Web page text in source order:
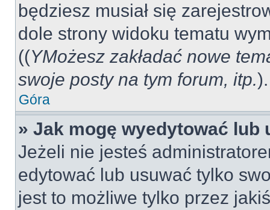
będziesz musiał się
dole strony widoku tematu
((YMożesz zakładać nowe
swoje posty na tym forum, itp.).
Góra
» Jak mogę wyedytować lub
Jeżeli nie jesteś
edytować lub usuwać tylko
jest to możliwe tylko przez